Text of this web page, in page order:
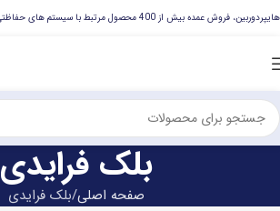
هایپردوربین، فروش عمده بیش از 400 محصول مرتبط با سیستم های حفاظتی
بلک فرایدی
صفحه اصلی بلک فرایدی